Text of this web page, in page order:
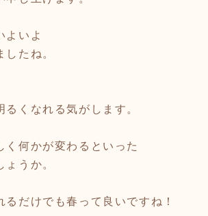
よいよ
たね。
くなれる気がします。
く何かが変わるといった
ょうか。
るだけでも春って良いですね！